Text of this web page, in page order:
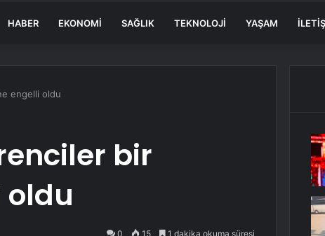
HABER EKONOMI SAĞLIK TEKNOLOJI YAŞAM
engelli oldu
bir
0 15 1 dakika okuma süresi